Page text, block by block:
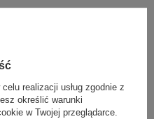
realizacji usług zgodnie z
określić warunki
w Twojej przeglądarce.